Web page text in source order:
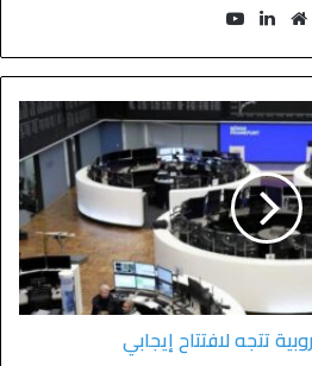
تتجه لافتتاح إيجابي